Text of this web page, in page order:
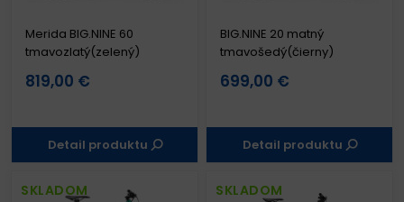
Merida BIG.NINE 60
tmavozlatý(zelený)
819,00 €
Detail produktu
BIG.NINE 20 matný
tmavošedý(čierny)
699,00 €
Detail produktu
SKLADOM
SKLADOM